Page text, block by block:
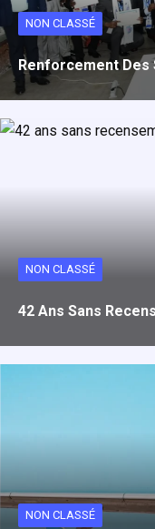
NON CLASSÉ
Renforcement Des
NON CLASSÉ
42 Ans Sans
NON CLASSÉ